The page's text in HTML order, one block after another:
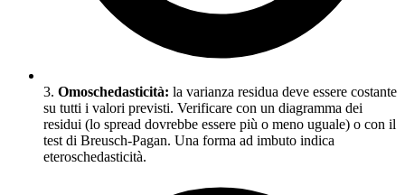
3. Omoschedasticità: la varianza residua deve essere costante
su tutti i valori previsti. Verificare con un diagramma dei
residui (lo spread dovrebbe essere più o meno uguale) o con il
test di Breusch-Pagan. Una forma ad imbuto indica
eteroschedasticità.